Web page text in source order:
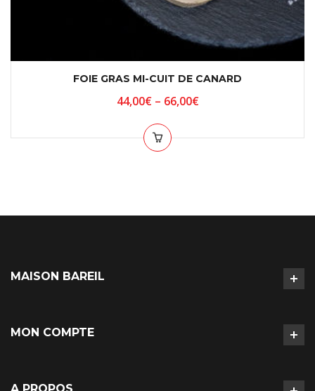
FOIE GRAS MI-CUIT DE CANARD
44,00€– 66,00€
MAISON BAREIL
MON COMPTE